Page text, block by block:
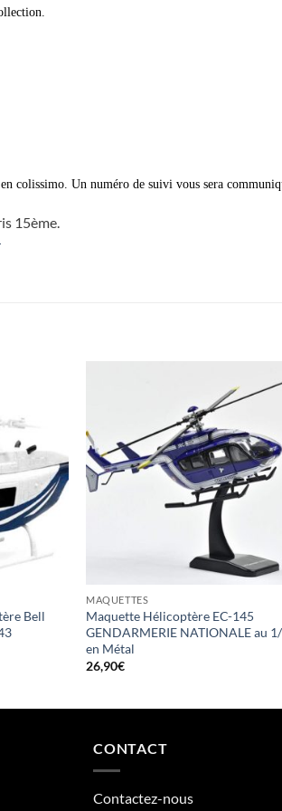
colissimo. Un numéro de suivi vous sera
15ème.
Bell
MAQUETTES
Maquette Hélicoptère EC-145
GENDARMERIE NATIONALE au
en Métal
26,90€
CONTACT
Contactez-nous